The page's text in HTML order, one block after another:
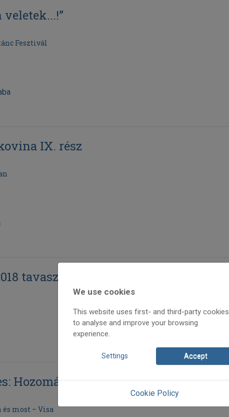
veletek...!”
Fesztivál
IX. rész
tavaszán
Hozomány Visa
most – Visa
We use cookies
This website uses first- and third-party cookies
to analyse and improve your browsing
experience.
Settings Accept
Cookie Policy